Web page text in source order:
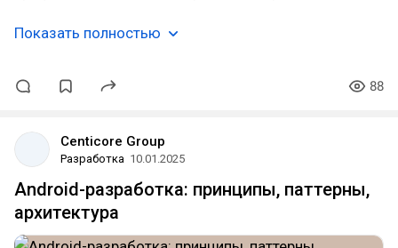
Показать полностью
88
Centicore Group
Разработка 10.01.2025
Android-разработка: принципы, паттерны,
архитектура